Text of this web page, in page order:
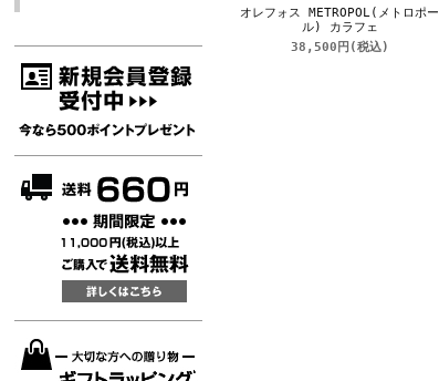
オレフォス METROPOL(メトロポー
ル) カラフェ
38,500円 (税込)